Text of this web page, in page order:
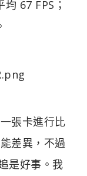
67 FPS；
張卡進行比
差異，不過
是好事。我